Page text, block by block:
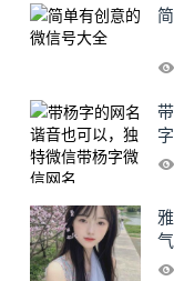
气